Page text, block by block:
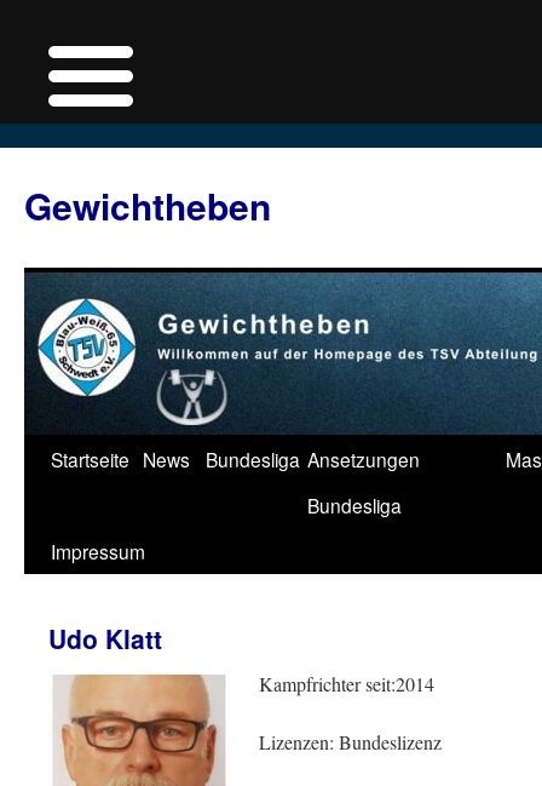
springen
Gewichtheben
Startseite News Bundesliga Ansetzungen
Bundesliga
Impressum
Udo Klatt
Kampfrichter seit:2014
Lizenzen: Bundeslizenz